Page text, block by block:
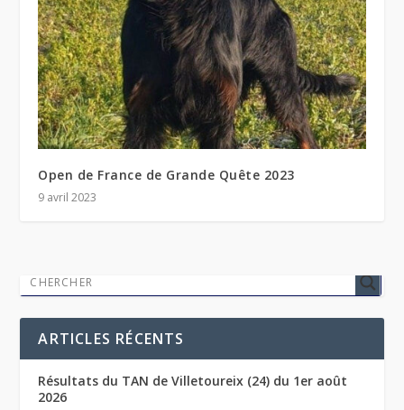
Open de France de Grande Quête 2023
9 avril 2023
ARTICLES RÉCENTS
Résultats du TAN de Villetoureix (24) du 1er août
2026